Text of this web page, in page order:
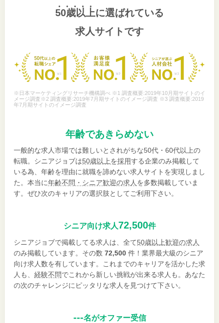
50歳以上に選ばれている
求人サイトです
※日本マーケティングリサーチ機構調べ ※1 調査概要:2019年10月期サイトのイ
メージ調査※2 調査概要:2019年7月期サイトのイメージ調査 ※3 調査概要:2019
年7月期サイトのイメージ調査
年齢であきらめない
一般的な求人市場では難しいとされがちな50代・60代以上の
転職。シニアジョブは50歳以上を採用する企業のみ掲載して
いる為、年齢を理由に就職を諦めない求人サイトを実現しまし
た。本当に年齢不問・シニア歓迎の求人 を多数掲載していま
す。ぜひ次のキャリアの選択肢としてご利用下さい。
シニア向け求人72,500件
シニアジョブで掲載してる求人は、全て50歳以上歓迎の求人
のみ掲載しています。その数 72,500 件！業界最大級のシニア
向け求人数を有しています。これまでのキャリアを活かした求
人も、 経験不問でこれから新しい挑戦が出来る求人も。あなた
の次のチャレンジにピッタリな求人を見つけて下さい。
---名がオファー受信